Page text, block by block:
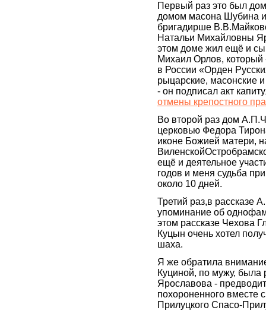
Первый раз это был
домом масона Шубина
бригадирше
Натальи Михайловны
этом доме жил ещё и
Михаил Орлов,
в России «Орден
рыцарские, масонские
- он подписал акт
отмены крепостного
Во второй раз дом
церковью Федора
иконе Божией матери,
ещё и деятельное
годов и меня судьба
около 10 дней.
Третий раз,в рассказе
упоминание об
этом рассказе Чехова
Куцын очень хотел
шаха.
Я же обратила
Куциной, по мужу, была
Ярославова -
похороненного вместе
Прилуцкого Спасо-